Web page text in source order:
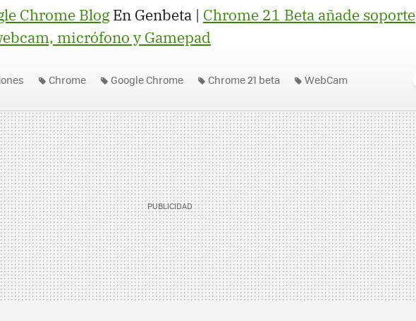
Chrome Blog En Genbeta | Chrome 21 Beta añade soporte
micrófono y Gamepad
Chrome Google Chrome Chrome 21 beta
WebCam